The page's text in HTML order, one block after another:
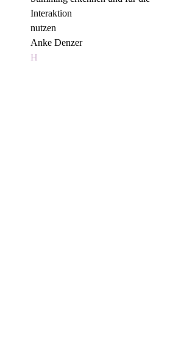
Interaktion
nutzen
Anke Denzer
H